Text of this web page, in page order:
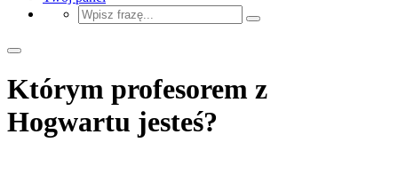
Którym profesorem z
Hogwartu jesteś?